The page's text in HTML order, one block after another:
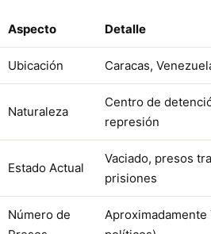
Aspecto Detalle
Ubicación Caracas,
Naturaleza
Centro de
represión
Estado Actual
Vaciado, presos
prisiones
Número de